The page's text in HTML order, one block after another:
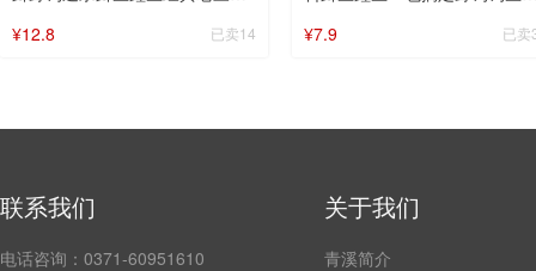
¥12.8 已卖14 ¥7.9 已卖
联系我们
电话咨询：0371-60951610
关于我们
青溪简介